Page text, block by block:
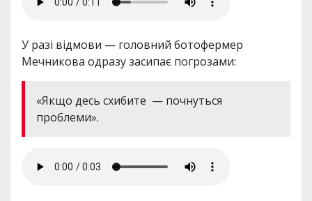
У разі відмови — головний ботофермер
Мечникова одразу засипає погрозами:
«Якщо десь схибите — почнуться
проблеми».